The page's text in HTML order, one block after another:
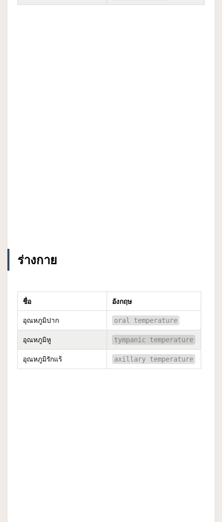
ร่างกาย
ชื่อ อังกฤษ
อุณหภูมิปาก oral temperature
อุณหภูมิหู tympanic temperature
อุณหภูมิรักแร้ axillary temperature